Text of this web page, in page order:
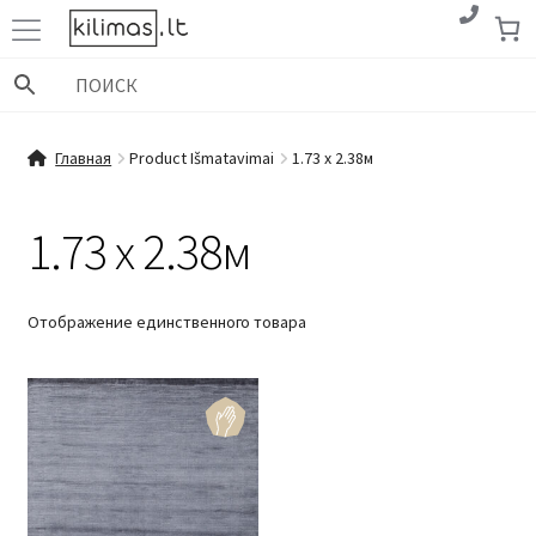
Перейти
навигации
Перейти
содержимому
Главная Product Išmatavimai 1.73 x 2.38м
1.73 x 2.38м
Отображение единственного товара